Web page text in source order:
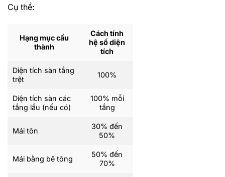
Cụ thể:
Hạng mục cấu
thành
Cách tính
hệ số diện
tích
Diện tích sàn tầng
trệt
100%
Diện tích sàn các
tầng lầu (nếu có)
100% mỗi
tầng
Mái tôn
30% đến
50%
Mái bằng bê tông
50% đến
70%